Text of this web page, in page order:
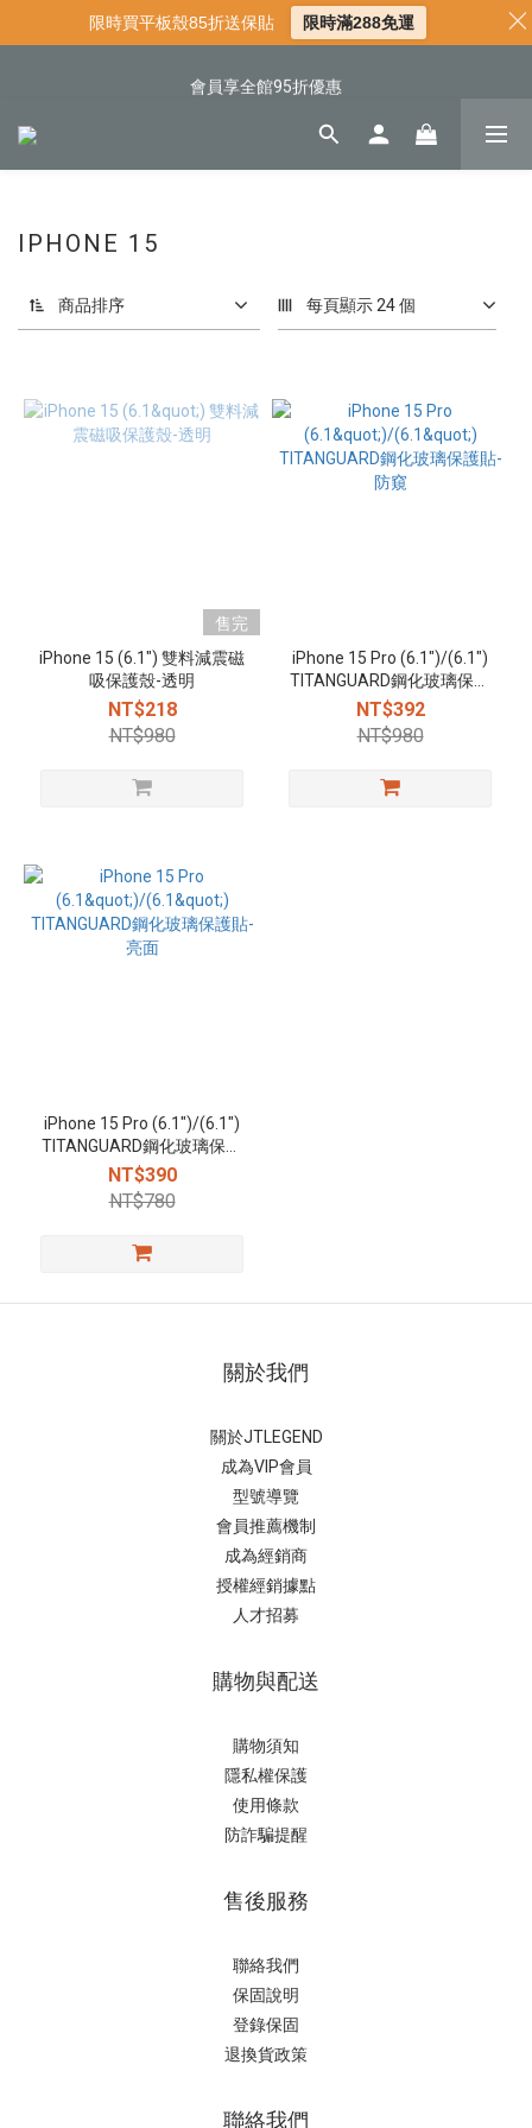
📌年中下殺 手機殼3折起
會員享全館95折優惠
📍新客首購現折$50｜加入會員立即領取
IPHONE 15
商品排序 每頁顯示 24 個
售完
iPhone 15 (6.1") 雙料減震磁
吸保護殼-透明
NT$218
NT$980
iPhone 15 Pro (6.1")/(6.1")
TITANGUARD鋼化玻璃保護
貼-防窺
NT$392
NT$980
iPhone 15 Pro (6.1")/(6.1")
TITANGUARD鋼化玻璃保護
貼-亮面
NT$390
NT$780
關於我們
關於JTLEGEND
成為VIP會員
型號導覽
會員推薦機制
成為經銷商
授權經銷據點
人才招募
購物與配送
購物須知
隱私權保護
使用條款
防詐騙提醒
售後服務
聯絡我們
保固說明
登錄保固
退換貨政策
聯絡我們
限時買平板殼85折送保貼 限時滿288免運